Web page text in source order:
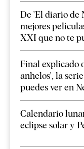
De 'El diario de
mejores
XXI que no te
Final explicado
anhelos', la
puedes ver en
Calendario
eclipse solar y